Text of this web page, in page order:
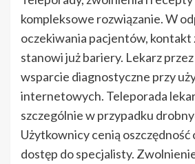
kompleksowe rozwiązanie. W
oczekiwania pacjentów, kontakt
stanowi już bariery. Lekarz
wsparcie diagnostyczne przy
internetowych. Teleporada
szczególnie w przypadku
Użytkownicy cenią oszczędność
dostęp do specjalisty.